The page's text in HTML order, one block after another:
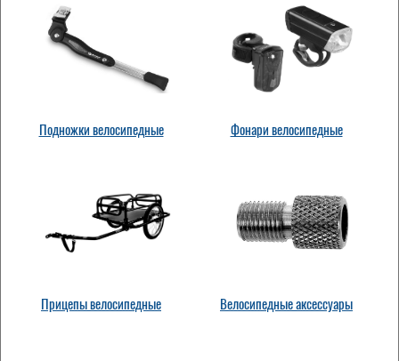
Подножки велосипедные Фонари велосипедные
Прицепы велосипедные Велосипедные аксессуары